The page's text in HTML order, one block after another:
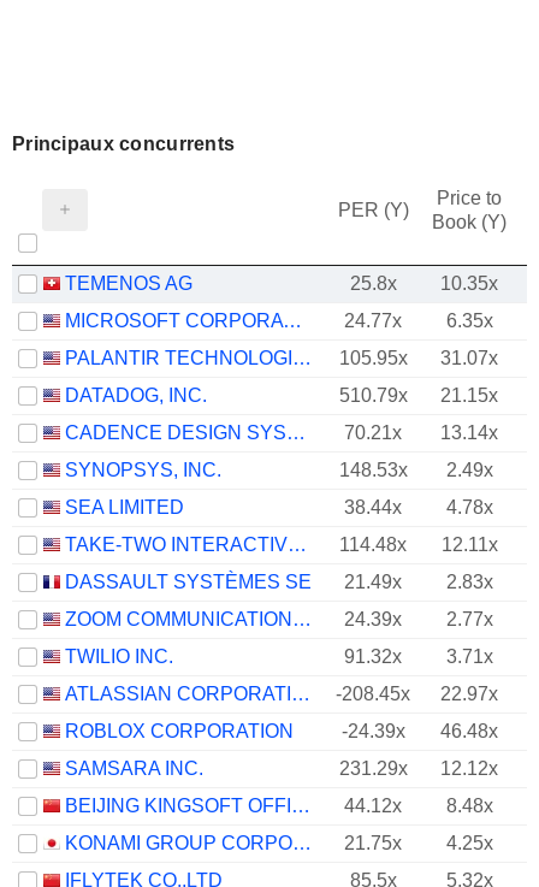
Principaux concurrents
PER (Y)
Price to
Book (Y)
TEMENOS AG 25.8x
10.35x
MICROSOFT CORPORATION
24.77x
6.35x
PALANTIR TECHNOLOGIES INC.
105.95x
31.07x
DATADOG, INC.
510.79x
21.15x
CADENCE DESIGN SYSTEMS, INC.
70.21x
13.14x
SYNOPSYS, INC.
148.53x
2.49x
SEA LIMITED
38.44x
4.78x
TAKE-TWO INTERACTIVE SOFTWARE, INC.
114.48x
12.11x
DASSAULT SYSTÈMES SE
21.49x
2.83x
ZOOM COMMUNICATIONS, INC.
24.39x
2.77x
TWILIO INC.
91.32x
3.71x
ATLASSIAN CORPORATION
-208.45x
22.97x
ROBLOX CORPORATION
-24.39x
46.48x
SAMSARA INC.
231.29x
12.12x
BEIJING KINGSOFT OFFICE SOFTWARE, INC.
44.12x
8.48x
KONAMI GROUP CORPORATION
21.75x
4.25x
IFLYTEK CO.,LTD
85.5x
5.32x